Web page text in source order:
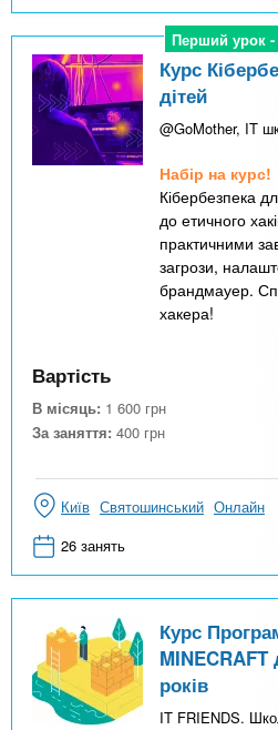
Перший урок
Перший урок
Курс
дітей
@GoMother, IT
Набір на курс!
Кібербезпека
до етичного
практичними
загрози,
брандмауер.
хакера!
Вартість
В місяць: 1 600 грн
За заняття: 400 грн
Київ Святошинський Онлайн
26 занять
Курс
MINECRAFT
років
IT FRIENDS.